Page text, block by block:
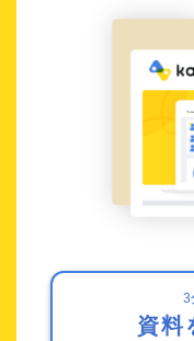
3
資料